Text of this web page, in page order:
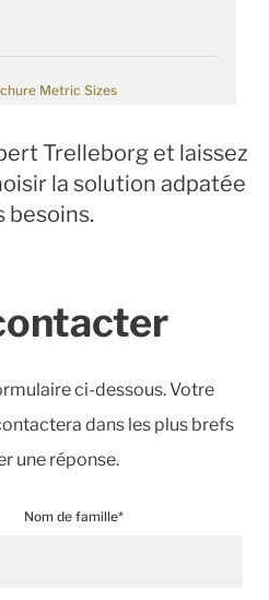
Metric Sizes
Trelleborg et laissez
la solution adpatée
besoins.
ci-dessous. Votre
dans les plus brefs
une réponse.
Nom de famille*